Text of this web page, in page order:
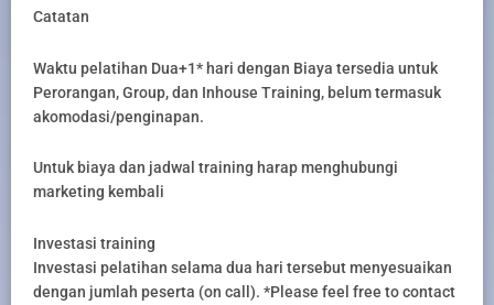
Catatan
Waktu pelatihan Dua+1* hari dengan Biaya tersedia untuk
Perorangan, Group, dan Inhouse Training, belum termasuk
akomodasi/penginapan.
Untuk biaya dan jadwal training harap menghubungi
marketing kembali
Investasi training
Investasi pelatihan selama dua hari tersebut menyesuaikan
dengan jumlah peserta (on call). *Please feel free to contact